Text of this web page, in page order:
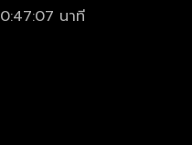
0:47:07 นาที